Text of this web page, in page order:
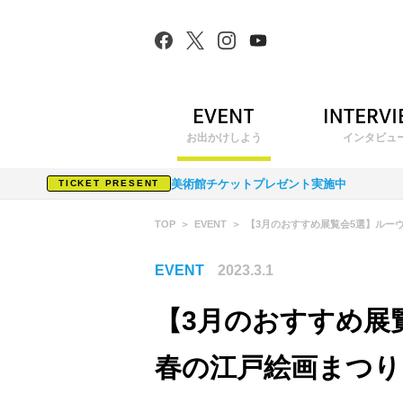
お出かけしよう インタビュ
TICKET PRESENT 美術館チケットプレゼント実施中
TOP EVENT 【3月のおすすめ展覧会5選】ル
EVENT 2023.3.1
【3月のおすすめ
春の江戸絵画まつ